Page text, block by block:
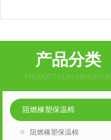
产品分类
PRODUCT CLASSIFICATION
阻燃橡塑保温棉
阻燃橡塑保温棉